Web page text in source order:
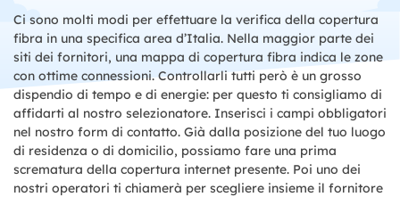
STREAMING
STRUMENTI +
BLOG
Ci sono molti modi per effettuare la verifica della copertura
fibra in una specifica area d’Italia. Nella maggior parte dei
siti dei fornitori, una mappa di copertura fibra indica le zone
con ottime connessioni. Controllarli tutti però è un grosso
dispendio di tempo e di energie: per questo ti consigliamo di
affidarti al nostro selezionatore. Inserisci i campi obbligatori
nel nostro form di contatto. Già dalla posizione del tuo luogo
di residenza o di domicilio, possiamo fare una prima
scrematura della copertura internet presente. Poi uno dei
nostri operatori ti chiamerà per scegliere insieme il fornitore